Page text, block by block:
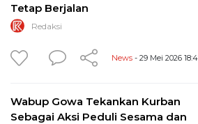
Tetap Berjalan
Redaksi
News - 29 Mei 2026
Wabup Gowa Tekankan Kurban
Sebagai Aksi Peduli Sesama dan